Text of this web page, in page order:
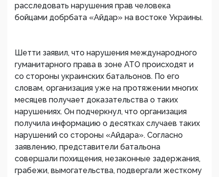
расследовать нарушения прав человека
бойцами добрбата «Айдар» на востоке Украины.
Шетти заявил, что нарушения международного
гуманитарного права в зоне АТО происходят и
со стороны украинских батальонов. По его
словам, организация уже на протяжении многих
месяцев получает доказательства о таких
нарушениях. Он подчеркнул, что организация
получила информацию о десятках случаев таких
нарушений со стороны «Айдара». Согласно
заявлению, представители батальона
совершали похищения, незаконные задержания,
грабежи, вымогательства, подвергали жесткому